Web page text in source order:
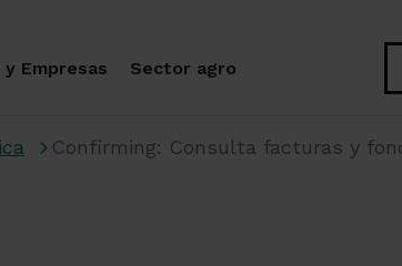
Empresas Sector agro
Confirming: Consulta facturas y